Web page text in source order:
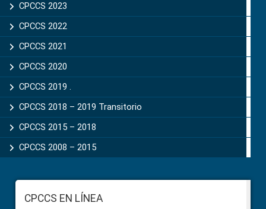
CPCCS 2023
CPCCS 2022
CPCCS 2021
CPCCS 2020
CPCCS 2019 .
CPCCS 2018 – 2019 Transitorio
CPCCS 2015 – 2018
CPCCS 2008 – 2015
FooterCPCCS EN LÍNEA